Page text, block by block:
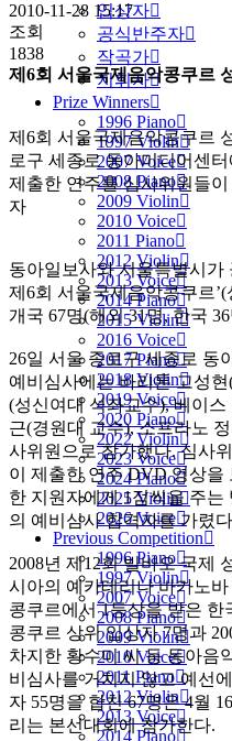
입상자
공식반주자
작곡가
지휘자
Prize Winners
1996 Piano
1997 Violin
2007 Voice
2008 Piano
2009 Violin
2010 Voice
2011 Piano
2012 Violin
2013 Voice
2014 Piano
2015 Violin
2016 Voice
2017 Piano
2018 Violin
2019 Voice
2020 Piano
2022 Violin
2023 Voice
2024 Piano
2025 Violin
2026 Voice
Previous Competition
1996 Piano
1997 Violin
2007 Voice
2008 Piano
2009 Violin
2010 Voice
2011 Piano
2012 Violin
2013 Voice
2014 Piano
2010-11-28 15:17
조회
1838
제6회 서울국제음악콩쿠르
제6회 서울국제음악콩쿠르
로구 세종로 동아미디어센
제출한 연주를 심사위원들
자
동아일보사와 서울특별시가
제6회 서울국제음악콩쿠르
개국 67명(해외 31명, 한국
26일 서울 종로구 세종로 동
예비심사에는 바리톤 고성
(성신여대 석좌교수), 베이
근(경원대 교수), 소프라노
사위원으로 참가했다. 심사
이 제출한 연주 DVD 영상을
한 지원자에게 1점씩을 주는
의 예비심사 합격자를 가렸
2008년 제12회 빌바오 국제
시아의 예카테리나 바카노바
콩쿠르에서 1등상을 받은
콩쿠르 상위 입상자 7명과
차지한 황수미 씨 등 동아음
비심사를 거치지 않고 예선
자 55명을 합친 67명은 4월
리는 본선대회에 참가한다.